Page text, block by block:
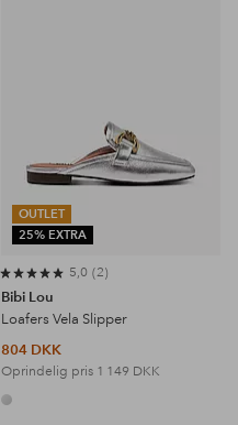
OUTLET
25% EXTRA
5,0 2
Bibi Lou
Loafers Vela Slipper
804 DKK
Oprindelig pris 1 149 DKK